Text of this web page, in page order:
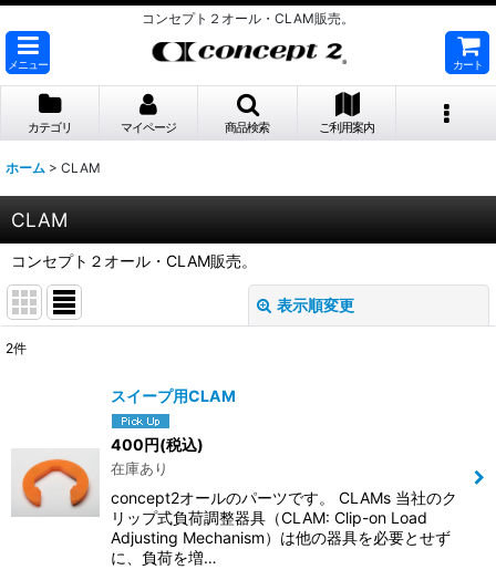
コンセプト２オール・CLAM販売。
メニュー カート
カテゴリ マイページ 商品検索 ご利用案内
ホーム > CLAM
CLAM
コンセプト２オール・CLAM販売。
表示順変更
絞り込む
2件
スイープ用CLAM
400円(税込)
在庫あり
concept2オールのパーツです。 CLAMs 当社のク
リップ式負荷調整器具（CLAM: Clip-on Load
Adjusting Mechanism）は他の器具を必要とせず
に、負荷を増…